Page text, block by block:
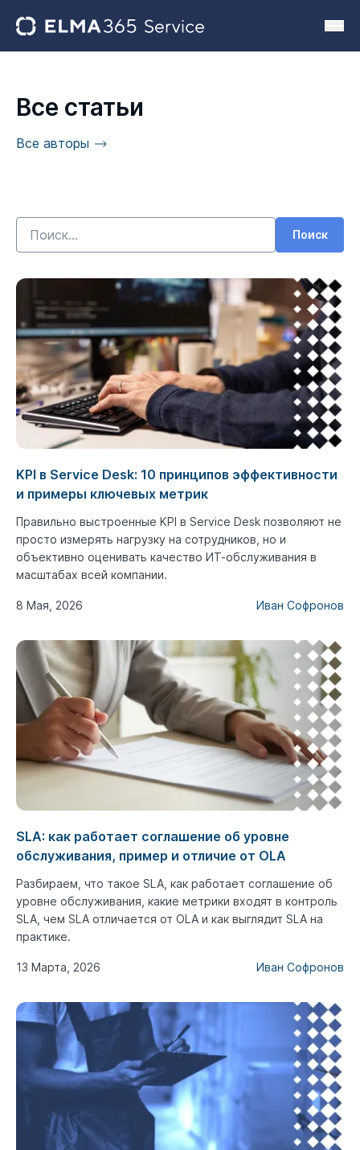
Все статьи
Все авторы
Поиск
KPI в Service Desk: 10 принципов эффективности
и примеры ключевых метрик
Правильно выстроенные KPI в Service Desk позволяют не
просто измерять нагрузку на сотрудников, но и
объективно оценивать качество ИТ-обслуживания в
масштабах всей компании.
8 Мая, 2026 Иван Софронов
SLA: как работает соглашение об уровне
обслуживания, пример и отличие от OLA
Разбираем, что такое SLA, как работает соглашение об
уровне обслуживания, какие метрики входят в контроль
SLA, чем SLA отличается от OLA и как выглядит SLA на
практике.
13 Марта, 2026 Иван Софронов